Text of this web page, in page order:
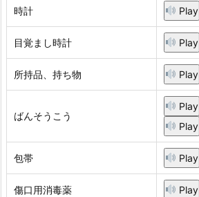
時計 Play
目覚まし時計 Play
所持品、持ち物 Play
ばんそうこう
Play
Play
包帯 Play
傷口用消毒薬 Play